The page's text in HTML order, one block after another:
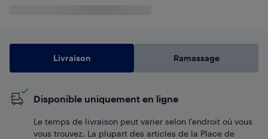
Livraison Ramassage
Disponible uniquement en ligne
Le temps de livraison peut varier selon l'endroit où vous
vous trouvez. La plupart des articles de la Place de